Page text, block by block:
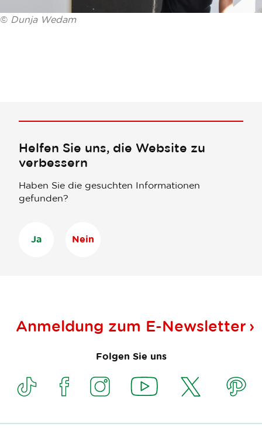
© Dunja Wedam
Helfen Sie uns, die Website zu
verbessern
Haben Sie die gesuchten Informationen
gefunden?
Ja Nein
Anmeldung zum E-Newsletter
Folgen Sie uns